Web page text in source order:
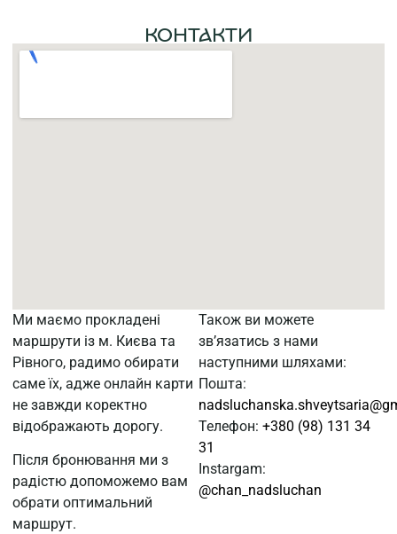
КОНТАКТИ
Ми маємо прокладені
маршрути із м. Києва та
Рівного, радимо обирати
саме їх, адже онлайн карти
не завжди коректно
відображають дорогу.
Після бронювання ми з
радістю допоможемо вам
обрати оптимальний
маршрут.
Також ви можете
зв’язатись з нами
наступними шляхами:
Пошта:
Телефон: +380 (98) 131 34
31
Instargam:
@chan_nadsluchan